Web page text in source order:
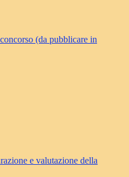
(da pubblicare in
e valutazione della